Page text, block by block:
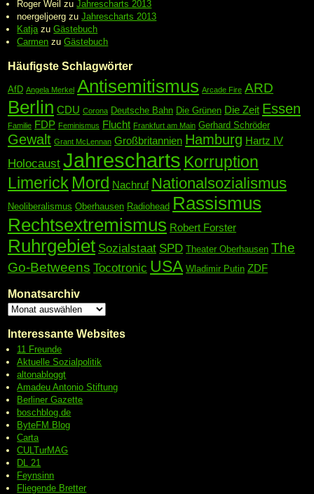
Roger Weil zuJahrescharts 2013
noergeljoerg zuJahrescharts 2013
Katja zuGästebuch
Carmen zuGästebuch
Häufigste Schlagwörter
AfD Angela Merkel Antisemitismus Arcade Fire ARD
Berlin CDU Corona Deutsche Bahn Die Grünen Die Zeit Essen
Familie FDP Feminismus Flucht Frankfurt am Main Gerhard Schröder
Gewalt Grant McLennan Großbritannien Hamburg Hartz IV
Holocaust Jahrescharts Korruption
Limerick Mord Nachruf Nationalsozialismus
Neoliberalismus Oberhausen Radiohead Rassismus
Rechtsextremismus Robert Forster
Ruhrgebiet Sozialstaat SPD Theater Oberhausen The
Go-Betweens Tocotronic USA Wladimir Putin ZDF
Monatsarchiv
Interessante Websites
11 Freunde
Aktuelle Sozialpolitik
altonabloggt
Amadeu Antonio Stiftung
Berliner Gazette
boschblog.de
ByteFM Blog
Carta
CULTurMAG
DL 21
Feynsinn
Fliegende Bretter